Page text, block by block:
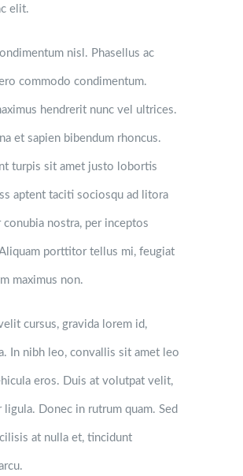
elit.
nisl. Phasellus ac
commodo condimentum.
hendrerit nunc vel ultrices.
et sapien bibendum rhoncus.
turpis sit amet justo lobortis
aptent taciti sociosqu ad litora
nostra, per inceptos
porttitor tellus mi, feugiat
maximus non.
cursus, gravida lorem id,
In nibh leo, convallis sit amet leo
eros. Duis at volutpat velit,
Donec in rutrum quam. Sed
at nulla et, tincidunt